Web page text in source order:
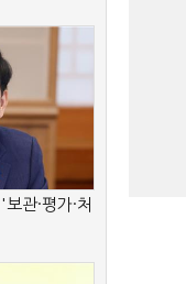
관·평가·처